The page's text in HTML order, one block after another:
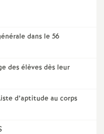
dans le 56
des élèves dès leur
d’aptitude au corps